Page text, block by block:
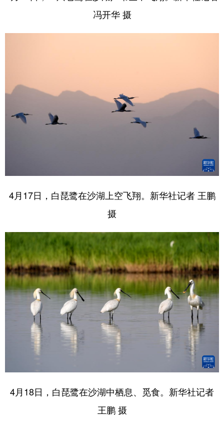
冯开华 摄
4月17日，白琵鹭在沙湖上空飞翔。新华社记者 王鹏
摄
4月18日，白琵鹭在沙湖中栖息、觅食。新华社记者
王鹏 摄